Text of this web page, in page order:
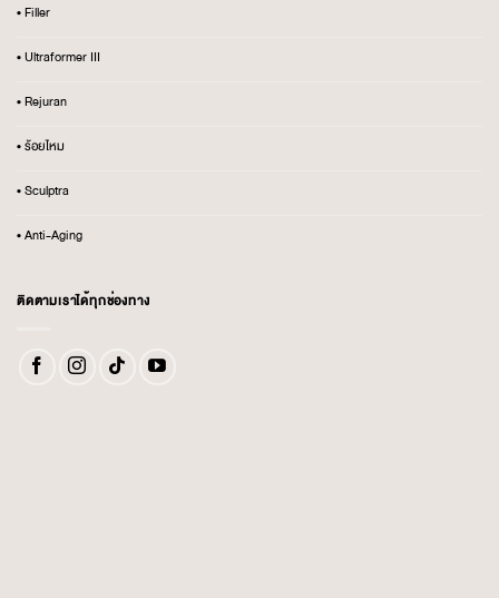
• Filler
• Ultraformer III
• Rejuran
• ร้อยไหม
• Sculptra
• Anti-Aging
ติดตามเราได้ทุกช่องทาง